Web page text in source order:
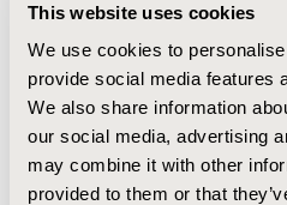
This website uses cookies
We use cookies to
provide social media features
We also share information
our social media, advertising
may combine it with other
provided to them or that
Intermedios las patologías
cardiacas (9,07%) y
de mayor estancia fueron
cerebrovasculares (10,3/
costosas por evento fueron
($10.835.017/evento),
cerebrovasculares